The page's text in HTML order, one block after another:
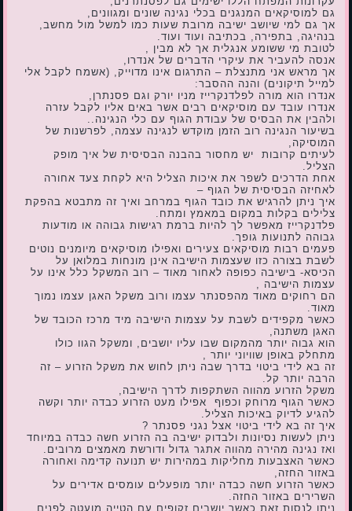
גם למוסיקאים המנגנים בכלי נגינה שונים ומגוונים,
אך גם למי שיושב ישיבה מרובת שעות כמו למשל מול מחשב,
בנהיגה, בתפירה, בכתיבה ועוד ועוד.
לטובת מי ששומע אנגלית אך לא מבין ,
אנסה להעביר את עיקרי הדברים של אנדרו,
אך מראש אני מתנצלת – התרגום אינו מדוייק, (אשמח לקבל אלי
למייל תיקונים) והנה ההסבר:
אנדרו הוא מורה לפלדנקרייז מניו יורק וגם פסנתרן,
אנדרו עובד עם מוסיקאים רבים אשר באים אליו לקבל עזרה
ולהבין את הבסיס של עבודת הגוף עם כלי הנגינה..
בשיעור הנגינה רוב הזמן מוקדש לנגינה עצמה, לפרשנות של
המוסיקה,
לעיתים קרובות יש מחסור בהבנה הבסיסית של איך מופק
הצליל.
אחת הדרכים לשפר את איכות הצליל היא לקחת צעד אחורה
לאחיזה הבסיסית של הגוף –
איך ניתן להרגיש את כובד הגוף במרחב ואיך זה מתבטא בהפקת
צלילים בקלות במקום במאמץ ומתח.
פלדנקרייז מאפשר לך להיות ברמת רגישות גבוהה או מודעות
גבוהה לתנועות גופך.
פעמים רבות מוסיקאים צעירים ואפילו מוסיקאים מיומנים נוטים
לשבת בצורה כזו שעצמות הישיבה אינן מונחות במלואן על
הכיסא- בישיבה כפופה לאחור מאוד – רוב המשקל כלל אינו על
עצמות הישיבה ,
הם רחוקים מאוד מהפסנתר עצמו ורוב משקל האגן עצמו נמוך
מאוד.
כאשר מקפידים לשבת על עצמות הישיבה מיד מרכז הכובד של
האגן משתנה,
הוא גבוה יותר מהמקום שבו עליו יושבים, ומשקל הגוו כולו
מתחלק באופן שוויוני יותר ,
זה בא לידי ביטוי בדרך שבה ניתן לחוש את משקל הזרוע – זה
הרבה יותר קל.
משקל הזרוע מהווה השתקפות לדרך הישיבה,
כאשר הגוף מרוחק וכפוף אפילו מעט הזרוע כבדה יותר וקשה
להגיע לדיוק באיכות הצליל.
איך זה בא לידי ביטוי אצל נגני פסנתר ?
ניתן לעשות נסיונות ולבדוק ישיבה בה הזרוע חשה כבדה במיוחד
ואז נגינה מהירה מהווה אתגר גדול ודורשת מאמצים מרובים.
כאשר האצבעות מחליקות במהירות יש תנועה קדימה ואחורה
באזור החזה,
כאשר הזרוע חשה כבדה יותר מופעלים עומסים אדירים על
השרירים באזור החזה.
ניתן לנסות זאת כאשר יושבים זקופים עם הטייה מועטה לפנים